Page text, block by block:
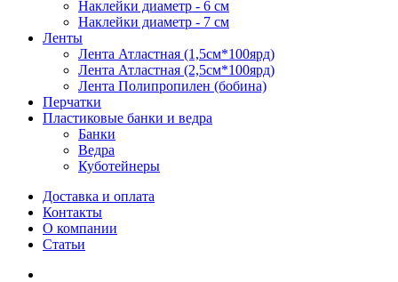
Наклейки диаметр - 6 см
Наклейки диаметр - 7 см
Ленты
Лента Атластная (1,5см*100ярд)
Лента Атластная (2,5см*100ярд)
Лента Полипропилен (бобина)
Перчатки
Пластиковые банки и ведра
Банки
Ведра
Куботейнеры
Доставка и оплата
Контакты
О компании
Статьи